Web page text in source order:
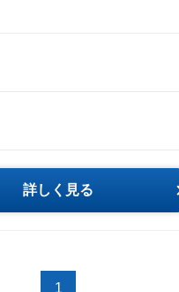
詳しく見る
1